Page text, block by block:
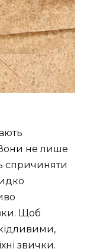
не лише
спричиняти
Щоб
звички.